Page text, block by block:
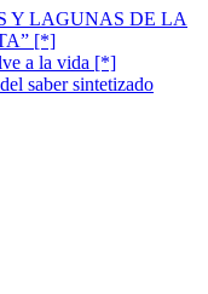
Y LAGUNAS DE LA
[*]
a la vida [*]
saber sintetizado